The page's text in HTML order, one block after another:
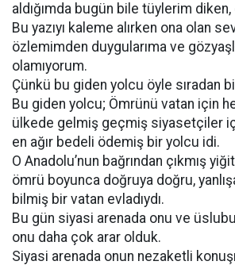
aldığımda bugün bile tüylerim
Bu yazıyı kaleme alırken ona olan
özlemimden duygularıma ve
olamıyorum.
Çünkü bu giden yolcu öyle sıradan
Bu giden yolcu; Ömrünü vatan için
ülkede gelmiş geçmiş siyasetçiler
en ağır bedeli ödemiş bir yolcu idi.
O Anadolu’nun bağrından çıkmış
ömrü boyunca doğruya doğru,
bilmiş bir vatan evladıydı.
Bu gün siyasi arenada onu ve
onu daha çok arar olduk.
Siyasi arenada onun nezaketli